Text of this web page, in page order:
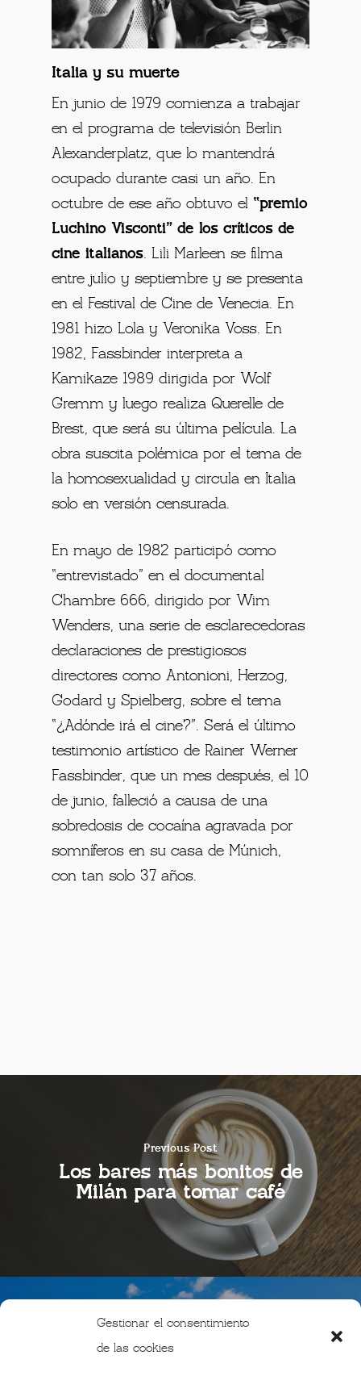
Gestionar el consentimiento
de las cookies
Italia y su muerte
En junio de 1979 comienza a trabajar
en el programa de televisión Berlin
Alexanderplatz, que lo mantendrá
ocupado durante casi un año. En
octubre de ese año obtuvo el “premio
Luchino Visconti” de los críticos de
cine italianos . Lili Marleen se filma
entre julio y septiembre y se presenta
en el Festival de Cine de Venecia. En
1981 hizo Lola y Veronika Voss. En
1982, Fassbinder interpreta a
Kamikaze 1989 dirigida por Wolf
Gremm y luego realiza Querelle de
Brest, que será su última película. La
obra suscita polémica por el tema de
la homosexualidad y circula en Italia
solo en versión censurada.
En mayo de 1982 participó como
“entrevistado” en el documental
Chambre 666, dirigido por Wim
Wenders, una serie de esclarecedoras
declaraciones de prestigiosos
directores como Antonioni, Herzog,
Godard y Spielberg, sobre el tema
“¿Adónde irá el cine?”. Será el último
testimonio artístico de Rainer Werner
Fassbinder, que un mes después, el 10
de junio, falleció a causa de una
sobredosis de cocaína agravada por
somníferos en su casa de Múnich,
con tan solo 37 años.
Previous Post
Los bares más bonitos de
Milán para tomar café
Next Post